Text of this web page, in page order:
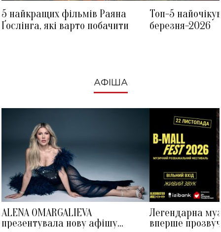
5 найкращих фільмів Раяна
Ґослінга, які варто побачити
Топ-5
березня-2026
АФІША
ALENA OMARGALIEVA
презентувала нову афішу
Легендарна
вперше